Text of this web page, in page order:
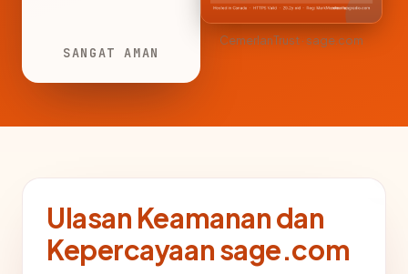
SANGAT AMAN
CemerlanTrust · sage.com
Ulasan Keamanan dan
Kepercayaan sage.com